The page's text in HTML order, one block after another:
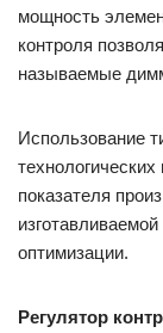
мощность
контроля
называемые
Использование
показателя
оптимизации.
Регулятор